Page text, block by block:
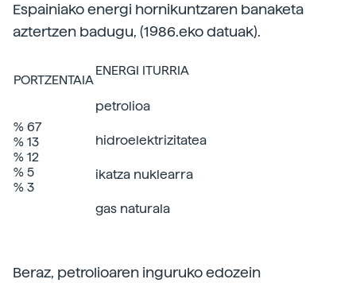
Espainiako energi hornikuntzaren banaketa
aztertzen badugu, (1986.eko datuak).
PORTZENTAIA
ENERGI ITURRIA
% 67
% 13
% 12
% 5
% 3
petrolioa
hidroelektrizitatea
ikatza nuklearra
gas naturala
Beraz, petrolioaren inguruko edozein